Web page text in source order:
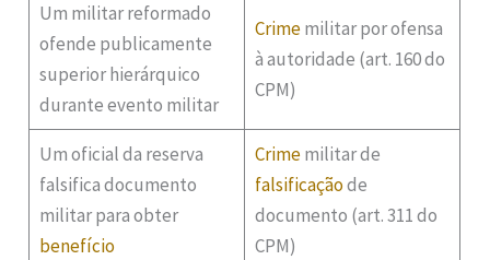
Um militar reformado
ofende publicamente
superior hierárquico
durante evento militar
Crimemilitar por ofensa
à autoridade (art. 160 do
CPM)
Um oficial da reserva
falsifica documento
militar para obter
benefício
Crimemilitar de
falsificaçãode
documento (art. 311 do
CPM)